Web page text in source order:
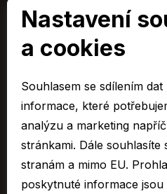
Sbírka listin
Členové
ARAVER CZ člen skupiny AUTO
EURO CAR Zlín člen skupiny
C&K člen skupiny AUTO UH a.s.
AUTO JIHLAVA člen skupiny
Autospol člen skupiny AUTO UH
Autospol Chery
Nastavení
a cookies
Souhlasem se sdílením
informace, které
analýzu a marketing
stránkami. Dále souhlasíte s předáním údajů třetím
stranám a mimo EU.
poskytnuté informace